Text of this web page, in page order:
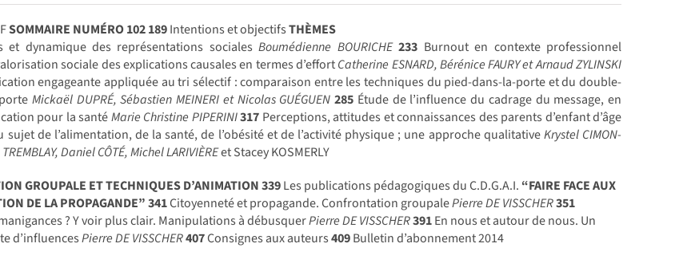
SOMMAIRE NUMÉRO 102189Intentions et objectifsTHÈMES
et dynamique des représentations socialesBoumédienne BOURICHE 233 Burnout en contexte professionnel
sociale des explications causales en termes d’effortCatherine ESNARD, Bérénice FAURY et Arnaud ZYLINSKI
engageante appliquée au tri sélectif : comparaison entre les techniques du pied-dans-la-porte et du double-
Mickaël DUPRÉ, Sébastien MEINERI et Nicolas GUÉGUEN 285 Étude de l’influence du cadrage du message, en
pour la santéMarie Christine PIPERINI317 Perceptions, attitudes et connaissances des parents d’enfant d’âge
sujet de l’alimentation, de la santé, de l’obésité et de l’activité physique ; une approche qualitativeKrystel CIMON-
Daniel CÔTÉ, Michel LARIVIÈREet Stacey KOSMERLY
GROUPALE ET TECHNIQUES D’ANIMATION339Les publications pédagogiques du C.D.G.A.I. “FAIRE FACE AUX
DE LA PROPAGANDE”341Citoyenneté et propagande. Confrontation groupalePierre DE VISSCHER351
? Y voir plus clair. Manipulations à débusquerPierre DE VISSCHER391En nous et autour de nous. Un
d’influencesPierre DE VISSCHER407Consignes aux auteurs409Bulletin d’abonnement 2014